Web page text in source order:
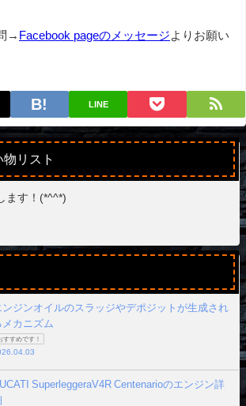
→ Facebook pageのメッセージ よりお願い
LINE
リスト
ます！(*^^*)
ンジンオイルのスラッジやデポジットが生成され
メカニズム
すすめです！
SuperleggeraV4R Centenarioのエンジン詳